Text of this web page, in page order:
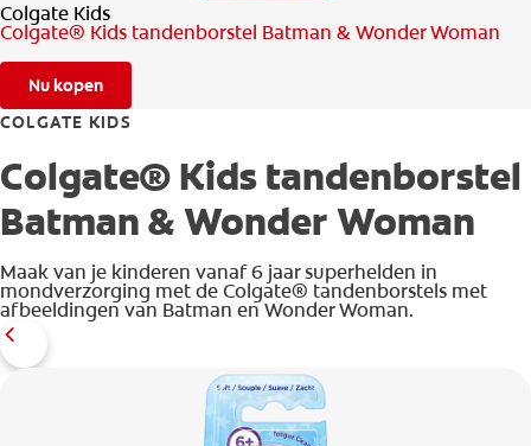
Colgate Kids
Colgate® Kids tandenborstel Batman & Wonder Woman
Nu kopen
COLGATE KIDS
Colgate® Kids tandenborstel
Batman & Wonder Woman
Maak van je kinderen vanaf 6 jaar superhelden in
mondverzorging met de Colgate® tandenborstels met
afbeeldingen van Batman en Wonder Woman.